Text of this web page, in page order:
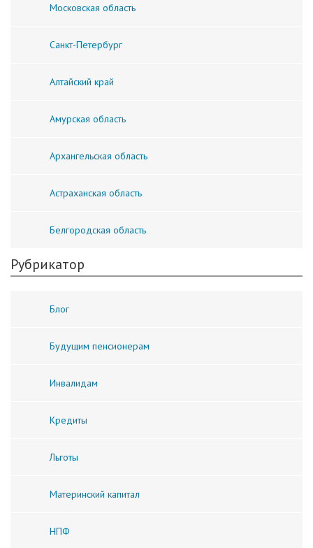
Московская область
Санкт-Петербург
Алтайский край
Амурская область
Архангельская область
Астраханская область
Белгородская область
Рубрикатор
Блог
Будущим пенсионерам
Инвалидам
Кредиты
Льготы
Материнский капитал
НПФ